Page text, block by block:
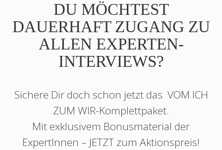
DU MÖCHTEST
DAUERHAFT ZUGANG ZU
ALLEN EXPERTEN-
INTERVIEWS?
Sichere Dir doch schon jetzt das VOM ICH
ZUM WIR-Komplettpaket.
Mit exklusivem Bonusmaterial der
ExpertInnen – JETZT zum Aktionspreis!